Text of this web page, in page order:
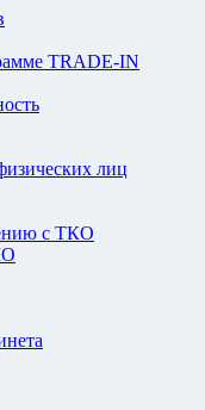
TRADE-IN
лиц
с ТКО